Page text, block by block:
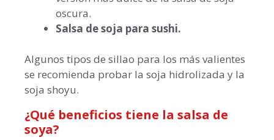
oscura.
Salsa de soja para sushi.
Algunos tipos de sillao para los más valientes
se recomienda probar la soja hidrolizada y la
soja shoyu.
¿Qué beneficios tiene la salsa de
soya?